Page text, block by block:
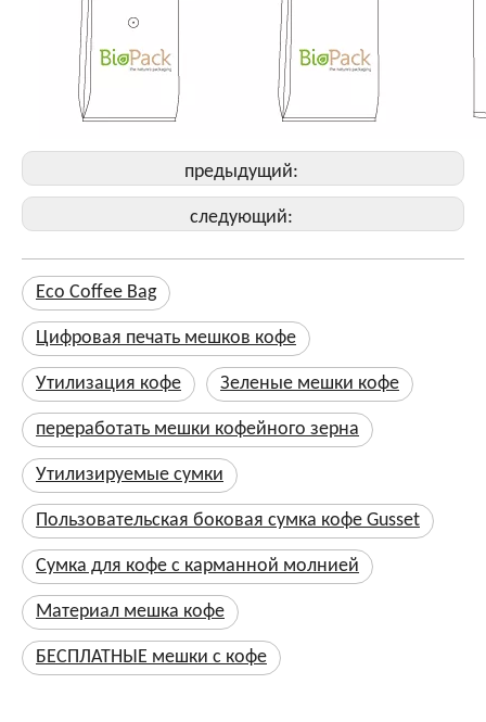
предыдущий:
следующий:
Eco Coffee Bag
Цифровая печать мешков кофе
Утилизация кофе Зеленые мешки кофе
переработать мешки кофейного зерна
Утилизируемые сумки
Пользовательская боковая сумка кофе Gusset
Сумка для кофе с карманной молнией
Материал мешка кофе
БЕСПЛАТНЫЕ мешки с кофе